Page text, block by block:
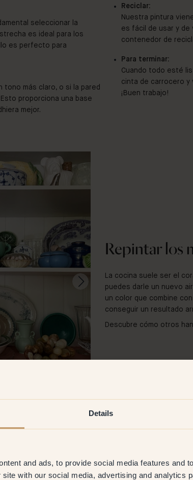
Details
and ads, to provide social media features and
with our social media, advertising and analytics
seleccionar la
es ideal para los
es perfecto para
tono más claro, o si la pared
proporciona una base
mejor.
Reciclar:
Nuestra pintura
es fácil de usar y de
contenedor de
Para terminar:
Cuando todo esté
cinta de carrocero y
¡Buen trabajo!
@fridaiskogen
Repintar los
La cocina suele ser el
puedes darle un nuevo
un color que combine
conseguir un resultado
Descubre cómo otros han